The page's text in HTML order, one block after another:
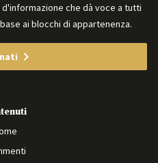
che dà voce a tutti
ai blocchi di appartenenza.